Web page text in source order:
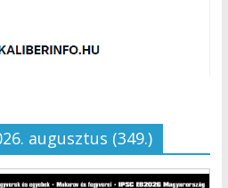
augusztus (349.)